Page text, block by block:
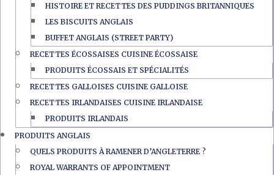
HISTOIRE ET RECETTES DES PUDDINGS BRITANNIQUES
LES BISCUITS ANGLAIS
BUFFET ANGLAIS (STREET PARTY)
RECETTES ÉCOSSAISES CUISINE ÉCOSSAISE
PRODUITS ÉCOSSAIS ET SPÉCIALITÉS
RECETTES GALLOISES CUISINE GALLOISE
RECETTES IRLANDAISES CUISINE IRLANDAISE
PRODUITS IRLANDAIS
PRODUITS ANGLAIS
QUELS PRODUITS À RAMENER D’ANGLETERRE ?
ROYAL WARRANTS OF APPOINTMENT